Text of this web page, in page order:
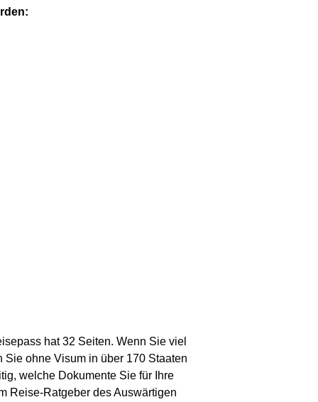
hat 32 Seiten. Wenn Sie viel
ohne Visum in über 170 Staaten
welche Dokumente Sie für Ihre
Reise-Ratgeber des Auswärtigen